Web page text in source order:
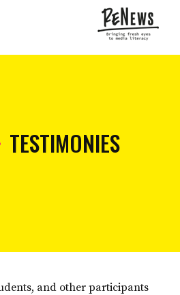
TESTIMONIES
and other participants